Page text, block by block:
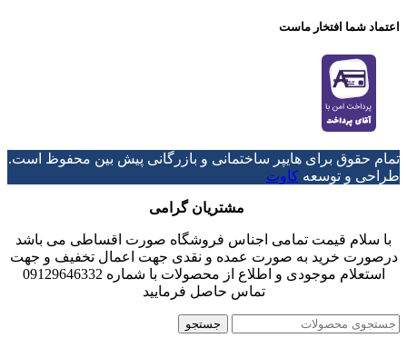
اعتماد شما افتخار ماست
تمام حقوق برای هایپر ساختمانی و بازرگانی پیش بین محفوظ است.
طراحی و توسعه کاوت
مشتریان گرامی
با سلام قیمت تمامی اجناس فروشگاه صورت اقساطی می باشد
درصورت خرید به صورت عمده و نقدی جهت اعمال تخفیف و جهت
استعلام موجودی و اطلاع از محصولات با شماره 09129646332
تماس حاصل فرمایید
جستجو